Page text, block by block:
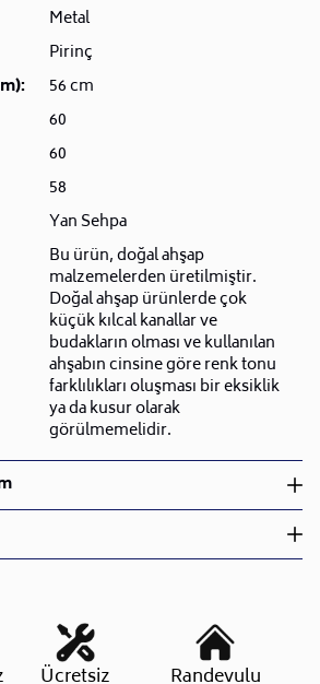
Metal
Pirinç
56 cm
60
60
58
Yan Sehpa
Bu ürün, doğal ahşap
malzemelerden üretilmiştir.
Doğal ahşap ürünlerde çok
küçük kılcal kanallar ve
budakların olması ve kullanılan
ahşabın cinsine göre renk tonu
farklılıkları oluşması bir eksiklik
ya da kusur olarak
görülmemelidir.
sonra en kısa sürede işleme
güçlü lojistik ağımızla
en hızlı şekilde
Aylık Tutar
Toplam Tutar
Ücretsiz
Randevulu